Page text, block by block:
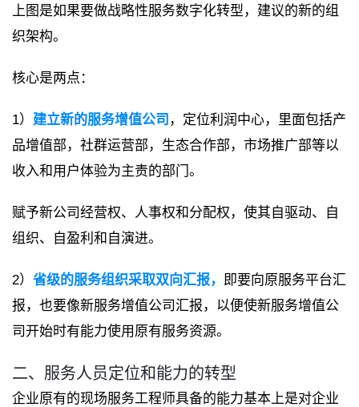
上图是如果要做战略性服务数字化转型，建议的新的组
织架构。
核心是两点：
1） 建立新的服务增值公司 ，定位利润中心，里面包括产
品增值部，社群运营部，生态合作部，市场推广部等以
收入和用户体验为主责的部门。
赋予新公司经营权、人事权和分配权，使其自驱动、自
组织、自盈利和自演进。
2） 省级的服务组织采取双向汇报，
即要向原服务平台汇
报，也要像新服务增值公司汇报，以便使新服务增值公
司开始时有能力使用原有服务资源。
二、服务人员定位和能力的转型
企业原有的现场服务工程师具备的能力基本上是对企业